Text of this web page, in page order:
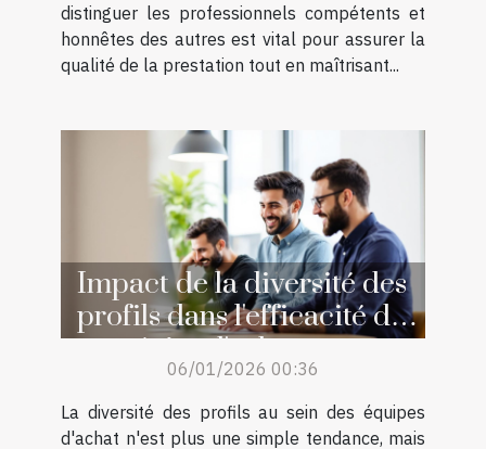
distinguer les professionnels compétents et
honnêtes des autres est vital pour assurer la
qualité de la prestation tout en maîtrisant...
Impact de la diversité des
profils dans l'efficacité des
stratégies d'achat
06/01/2026 00:36
La diversité des profils au sein des équipes
d'achat n'est plus une simple tendance, mais